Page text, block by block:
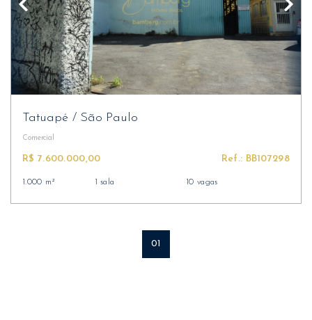
Tatuapé / São Paulo
Comercial
R$ 7.600.000,00 Ref.: BB107298
1.000 m² 1 sala 10 vagas
01